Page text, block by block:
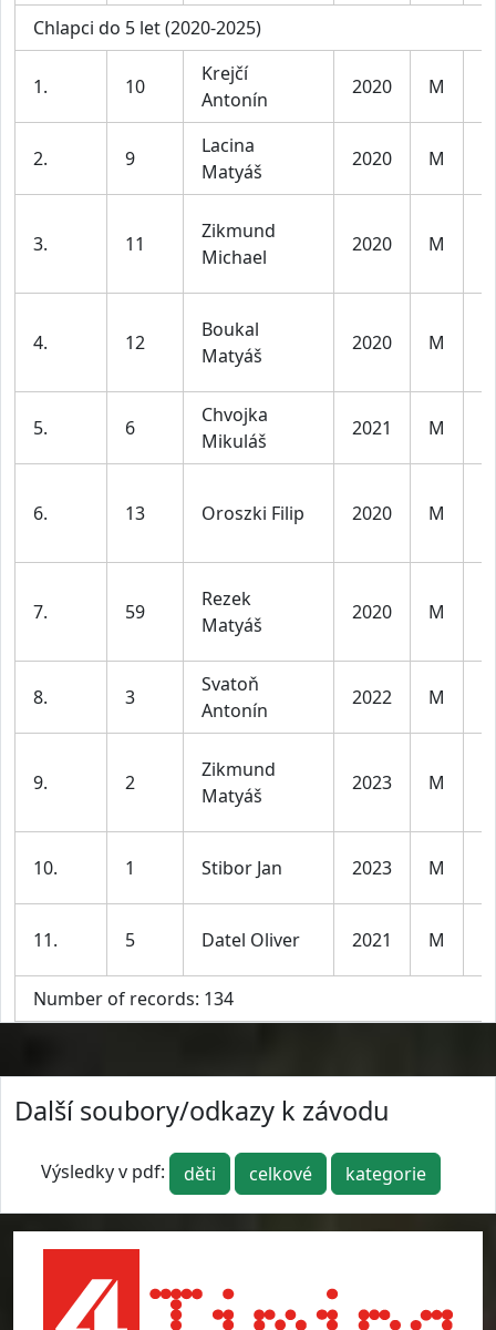
Chlapci do 5 let (2020-2025)
1. 10
Krejčí
Antonín
2020 M
2. 9
Lacina
Matyáš
2020 M
3. 11
Zikmund
Michael
2020 M
4. 12
Boukal
Matyáš
2020 M
5. 6
Chvojka
Mikuláš
2021 M
6. 13 Oroszki Filip 2020 M
7. 59
Rezek
Matyáš
2020 M
8. 3
Svatoň
Antonín
2022 M
9. 2
Zikmund
Matyáš
2023 M
10. 1 Stibor Jan 2023 M
11. 5 Datel Oliver 2021 M
Number of records: 134
Další soubory/odkazy k závodu
Výsledky v pdf: děti celkové kategorie